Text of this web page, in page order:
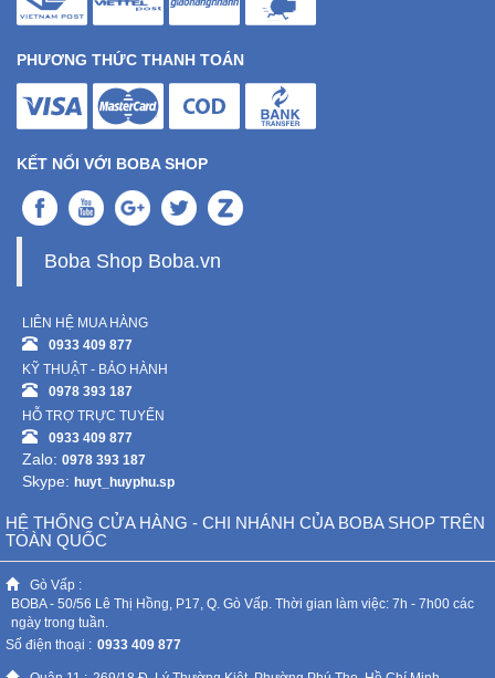
PHƯƠNG THỨC THANH TOÁN
KẾT NỐI VỚI BOBA SHOP
Boba Shop Boba.vn
LIÊN HỆ MUA HÀNG
0933 409 877
KỸ THUẬT - BẢO HÀNH
0978 393 187
HỖ TRỢ TRỰC TUYẾN
0933 409 877
Zalo: 0978 393 187
Skype: huyt_huyphu.sp
HỆ THỐNG CỬA HÀNG - CHI NHÁNH CỦA BOBA SHOP TRÊN
TOÀN QUỐC
Gò Vấp :
BOBA - 50/56 Lê Thị Hồng, P17, Q. Gò Vấp. Thời gian làm việc: 7h - 7h00 các
ngày trong tuần.
Số điện thoại : 0933 409 877